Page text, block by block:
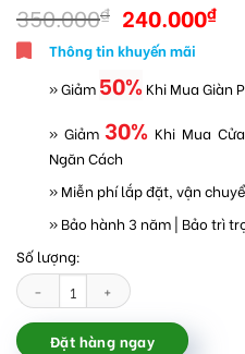
350.000₫ 240.000₫
Thông tin khuyến mãi
» Giảm 50% Khi Mua Giàn
» Giảm 30% Khi Mua
Ngăn Cách
» Miễn phí lắp đặt, vận
» Bảo hành 3 năm | Bảo trì
Số lượng:
Mẫu rèm cuốn trơn chống nắng cách
Đặt hàng ngay